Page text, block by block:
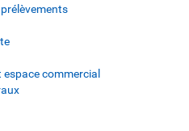
commercial